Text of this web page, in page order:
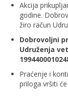
Akcija
godine.
žiro račun
Dobrovoljni
Udruženja
Praćenje i
priloga vršiti